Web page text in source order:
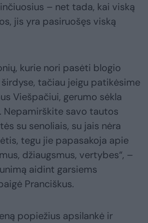
– net tada, kai viską
jis yra pasiruošęs viską
kurie nori pasėti blogio
tačiau jeigu patikėsime
Viešpačiui, gerumo sėkla
Nepamirškite savo tautos
su senoliais, su jais nėra
tegu jie papasakoja apie
džiaugsmus, vertybes“, –
aidint garsiems
Pranciškus.
popiežius apsilankė ir